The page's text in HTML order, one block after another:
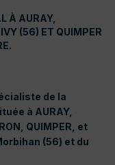
À AURAY,
(56) ET QUIMPER
de la
à AURAY,
QUIMPER, et
(56) et du